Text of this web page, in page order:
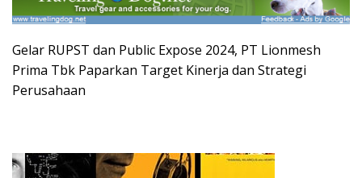
Gelar RUPST dan Public Expose 2024, PT Lionmesh
Prima Tbk Paparkan Target Kinerja dan Strategi
Perusahaan